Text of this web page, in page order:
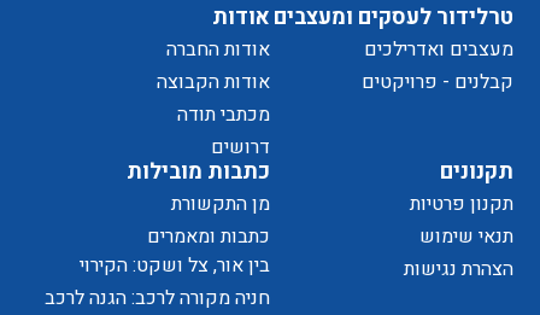
מדיניות
הפרטיותשלתקנונים
תקנון פרטיות
תנאי שימוש
הצהרת נגישות
כתבות מובילות
מן התקשורת
כתבות ומאמרים
בין אור, צל ושקט: הקירוי
כאלמנט מעצב בחוויית המרחב
חניה מקורה לרכב: הגנה לרכב
אודות
אודות החברה
אודות הקבוצה
מכתבי תודה
דרושים
טרלידור לעסקים ומעצבים
מעצבים ואדרילכים
קבלנים - פרויקטים